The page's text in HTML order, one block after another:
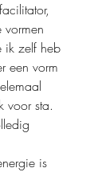
vormen
ik zelf heb
een vorm
voor sta.
is